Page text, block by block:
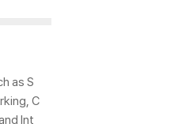
as S
C
Int